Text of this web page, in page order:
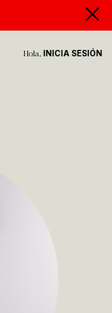
Hola, INICIA SESIÓN